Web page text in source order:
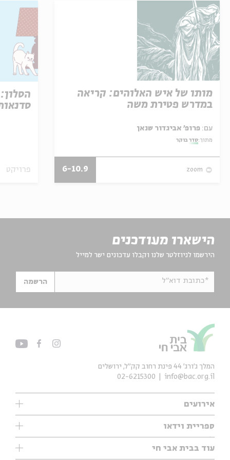
מותו של איש האלוהים: קריאה
במדרש פטירת משה
עם:
מתוך:סדר בוקר
zoom
6-10.9 פרויקט
הישארו מעודכנים
הירשמו לניוזלטר שלנו וקבלו עדכונים ישר למייל
*כתובת דוא"ל הרשמה
אירועים
אנגלית
ספריית וידאו
עוד בבית אבי חי
המלך ג'ורג' 44 פינת רחוב קק״ל, ירושלים
info@bac.org.il
02-6215300